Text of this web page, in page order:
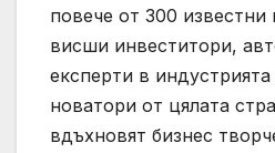
повече от 300
висши инвеститори,
експерти в
новатори от цялата
вдъхновят бизнес